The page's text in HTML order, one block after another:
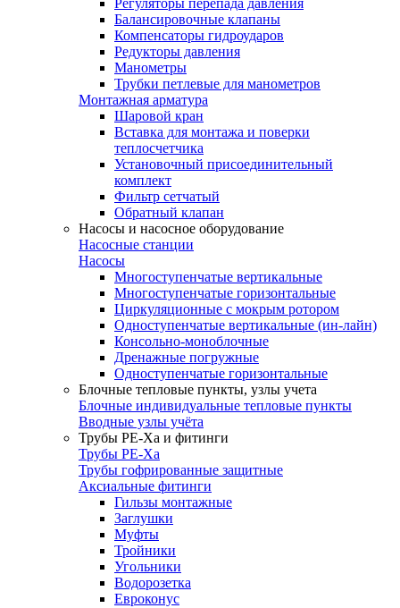
Регуляторы перепада давления
Балансировочные клапаны
Компенсаторы гидроударов
Редукторы давления
Манометры
Трубки петлевые для манометров
Монтажная арматура
Шаровой кран
Вставка для монтажа и поверки
теплосчетчика
Установочный присоединительный
комплект
Фильтр сетчатый
Обратный клапан
Насосы и насосное оборудование
Насосные станции
Насосы
Многоступенчатые вертикальные
Многоступенчатые горизонтальные
Циркуляционные с мокрым ротором
Одноступенчатые вертикальные (ин-лайн)
Консольно-моноблочные
Дренажные погружные
Одноступенчатые горизонтальные
Блочные тепловые пункты, узлы учета
Блочные индивидуальные тепловые пункты
Вводные узлы учёта
Трубы РЕ-Ха и фитинги
Трубы РЕ-Ха
Трубы гофрированные защитные
Аксиальные фитинги
Гильзы монтажные
Заглушки
Муфты
Тройники
Угольники
Водорозетка
Евроконус